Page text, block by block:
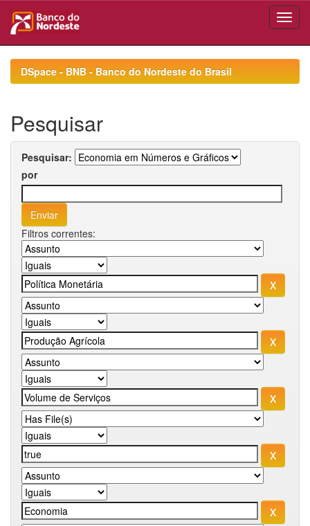
navigationDSpace - BNB - Banco do Nordeste do Brasil
Pesquisar
Pesquisar:
por
Filtros correntes: